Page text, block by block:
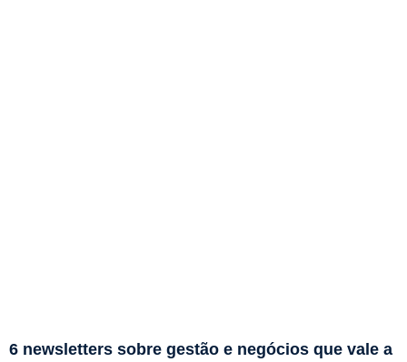
6 newsletters sobre gestão e negócios que vale a